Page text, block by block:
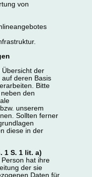
von
Übersicht der
auf deren Basis
Bitte
den
unserem
Sollten ferner
diese in der
1 S. 1 lit. a)
hat ihre
der sie
Daten für